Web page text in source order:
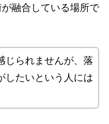
融合している場所で
じられませんが、落
したいという人には